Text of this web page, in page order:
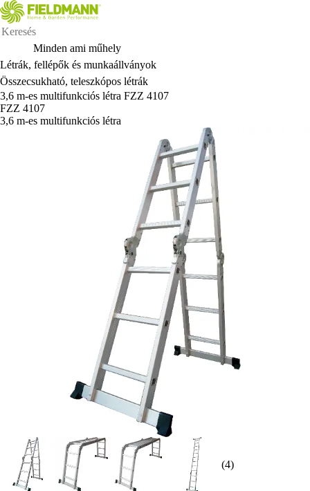
Minden ami műhely
Létrák, fellépők és munkaállványok
Összecsukható, teleszkópos létrák
3,6 m-es multifunkciós létra FZZ 4107
FZZ 4107
3,6 m-es multifunkciós létra
(4)